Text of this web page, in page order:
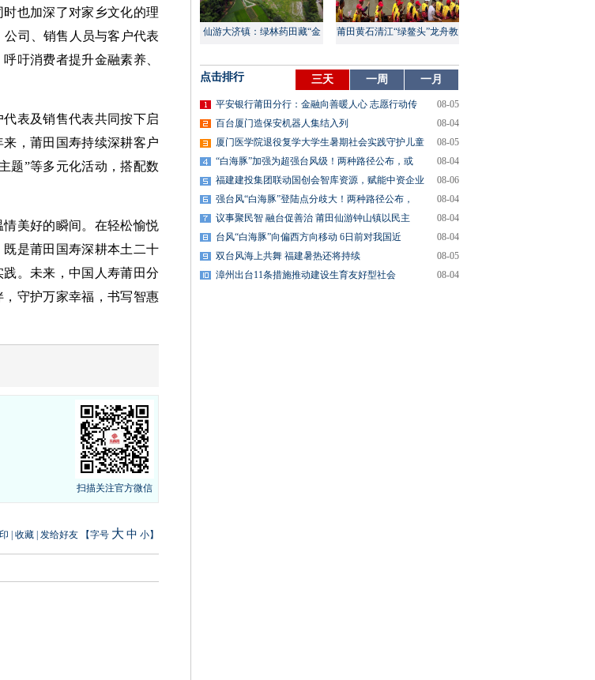
也加深了对家乡文化的理
公司、销售人员与客户代表
吁消费者提升金融素养、
表及销售代表共同按下启
，莆田国寿持续深耕客户
题”等多元化活动，搭配数
美好的瞬间。在轻松愉悦
是莆田国寿深耕本土二十
。未来，中国人寿莆田分
守护万家幸福，书写智惠
扫描关注官方微信
收藏 发给好友 【字号 大 中 小】
仙游大济镇：绿林药田藏“金
莆田黄石清江“绿鳌头”龙舟教
点击排行 三天 一周 一月
平安银行莆田分行：金融向善暖人心 志愿行动传
08-05
百台厦门造保安机器人集结入列
08-04
厦门医学院退役复学大学生暑期社会实践守护儿童
08-05
“白海豚”加强为超强台风级！两种路径公布，或
08-04
福建建投集团联动国创会智库资源，赋能中资企业
08-06
强台风“白海豚”登陆点分歧大！两种路径公布，
08-04
议事聚民智 融台促善治 莆田仙游钟山镇以民主
08-04
台风“白海豚”向偏西方向移动 6日前对我国近
08-04
双台风海上共舞 福建暑热还将持续
08-05
漳州出台11条措施推动建设生育友好型社会
08-04